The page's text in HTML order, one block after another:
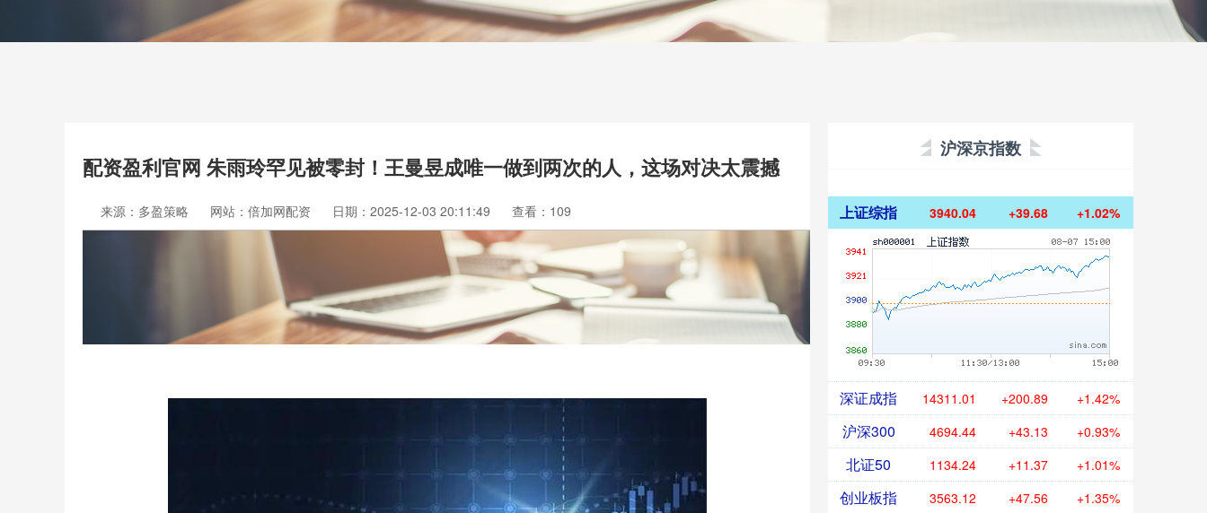
配资盈利官网 朱雨玲罕见被零封！王曼昱成唯一做到两次的人，这场对决太震撼
来源：多盈策略 网站：倍加网配资 日期：2025-12-03 20:11:49 查看：109
沪深京指数
上证综指 3940.04 +39.68 +1.02%
深证成指 14311.01 +200.89 +1.42%
沪深300 4694.44 +43.13 +0.93%
北证50 1134.24 +11.37 +1.01%
创业板指 3563.12 +47.56 +1.35%